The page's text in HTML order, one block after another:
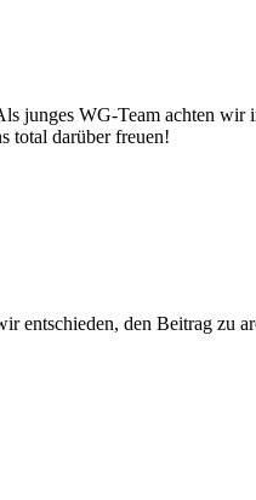
junges WG-Team achten
total darüber freuen!
entschieden, den Beitrag zu